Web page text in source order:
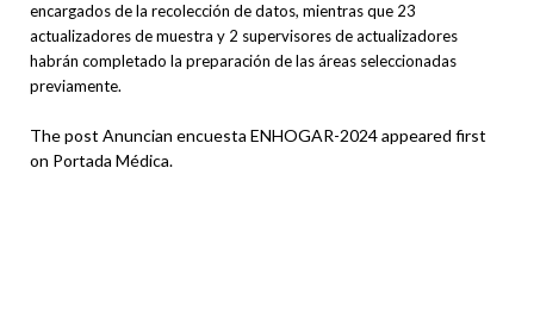
encargados de la recolección de datos, mientras que 23
actualizadores de muestra y 2 supervisores de actualizadores
habrán completado la preparación de las áreas seleccionadas
previamente.
The post Anuncian encuesta ENHOGAR-2024 appeared first
on Portada Médica.